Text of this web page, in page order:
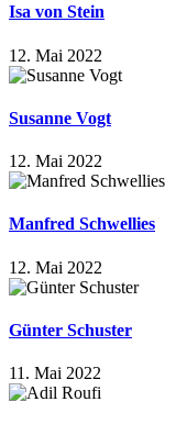
Isa von Stein
12. Mai 2022
Susanne Vogt
12. Mai 2022
Manfred Schwellies
12. Mai 2022
Günter Schuster
11. Mai 2022